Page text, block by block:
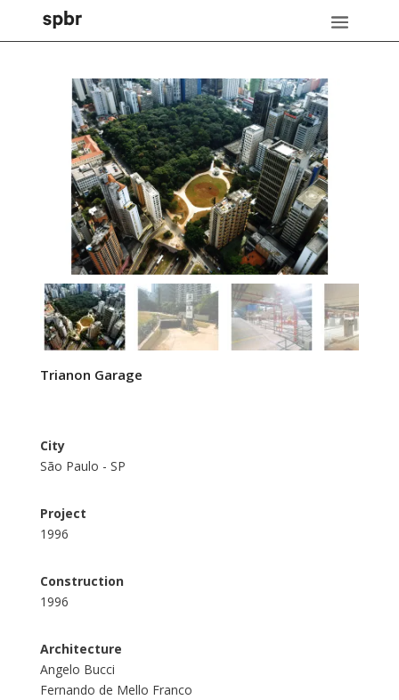
Trianon Garage
City
São Paulo - SP
Project
1996
Construction
1996
Architecture
Angelo Bucci
Fernando de Mello Franco